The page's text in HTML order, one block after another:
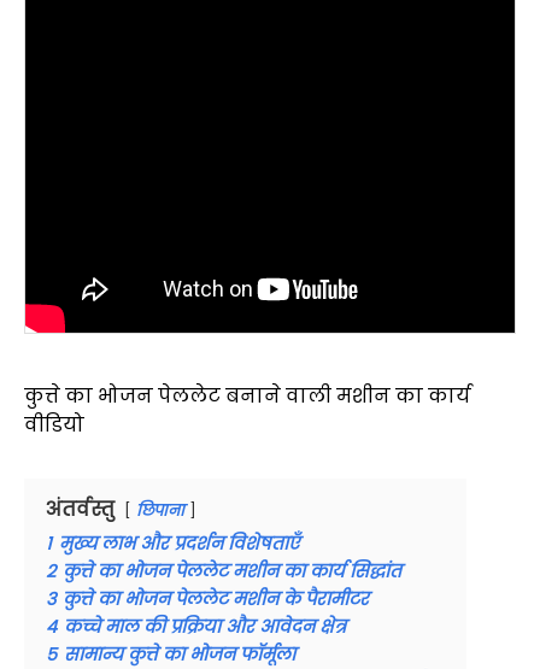
कुत्ते का भोजन पेललेट बनाने वाली मशीन का कार्य
वीडियो
अंतर्वस्तु छिपाना
1 मुख्य लाभ और प्रदर्शन विशेषताएँ
2 कुत्ते का भोजन पेललेट मशीन का कार्य सिद्धांत
3 कुत्ते का भोजन पेललेट मशीन के पैरामीटर
4 कच्चे माल की प्रक्रिया और आवेदन क्षेत्र
5 सामान्य कुत्ते का भोजन फॉर्मूला